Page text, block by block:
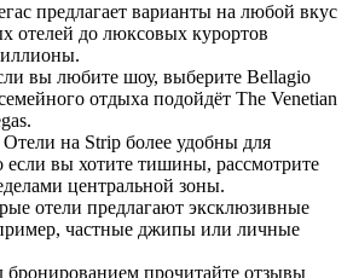
предлагает варианты на любой вкус
отелей до люксовых курортов
вы любите шоу, выберите Bellagio
отдыха подойдёт The Venetian
Отели на Strip более удобны для
если вы хотите тишины, рассмотрите
центральной зоны.
отели предлагают эксклюзивные
частные джипы или личные
бронированием прочитайте отзывы